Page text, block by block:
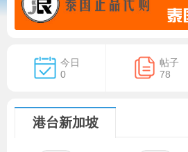
今日
0
帖子
78
港台新加坡